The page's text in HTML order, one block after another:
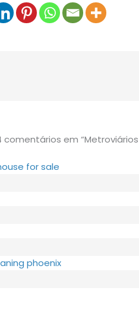
comentários em
for sale
phoenix